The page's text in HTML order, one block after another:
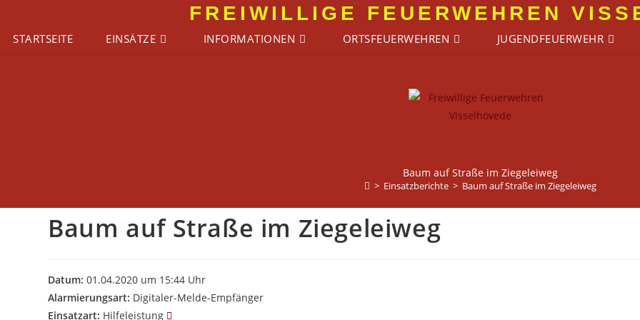
springen
FREIWILLIGE FEUERWEHREN
STARTSEITE EINSÄTZE INFORMATIONEN ORTSFEUERWEHREN JUGENDFEUERWEHR
Baum auf Straße im Ziegeleiweg
> Einsatzberichte > Baum auf Straße im Ziegeleiweg
Baum auf Straße im Ziegeleiweg
Datum: 01.04.2020 um 15:44 Uhr
Alarmierungsart: Digitaler-Melde-Empfänger
Einsatzart: Hilfeleistung